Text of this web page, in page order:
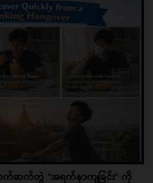
ာက်ဆက်တွဲ "အရက်နာကျခြင်း" ကို